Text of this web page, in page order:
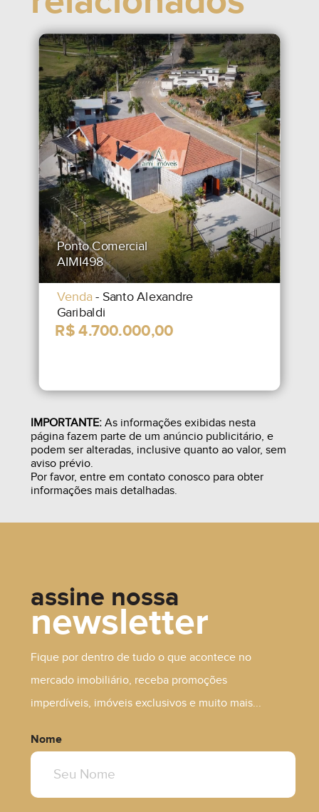
Ponto Comercial
AIMI498
Venda - Santo Alexandre
Garibaldi
R$ 4.700.000,00
IMPORTANTE:As informações exibidas nesta
página fazem parte de um anúncio publicitário, e
podem ser alteradas, inclusive quanto ao valor, sem
aviso prévio.
Por favor, entre em contato conosco para obter
informações mais detalhadas.
assine nossa
newsletter
Fique por dentro de tudo o que acontece no
mercado imobiliário, receba promoções
imperdíveis, imóveis exclusivos e muito mais...
Nome